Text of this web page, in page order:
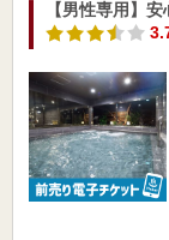
【男性専用】